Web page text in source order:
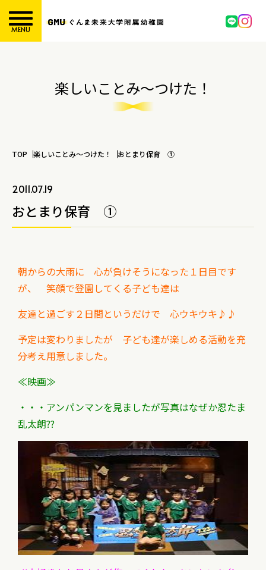
MENU
楽しいことみ～つけた！
TOP 楽しいことみ～つけた！ おとまり保育 ①
2011.07.19
おとまり保育 ①
朝からの大雨に 心が負けそうになった１日目です
が、 笑顔で登園してくる子ども達は
友達と過ごす２日間というだけで 心ウキウキ♪♪
予定は変わりましたが 子ども達が楽しめる活動を充
分考え用意しました。
≪映画≫
・・・アンパンマンを見ましたが写真はなぜか忍たま
乱太朗??